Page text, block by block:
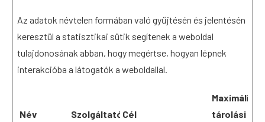
Az adatok névtelen formában való gyűjtésén és jelentésén
keresztül a statisztikai sütik segítenek a weboldal
tulajdonosának abban, hogy megértse, hogyan lépnek
interakcióba a látogatók a weboldallal.
Név Szolgáltató Cél
Maximális
tárolási